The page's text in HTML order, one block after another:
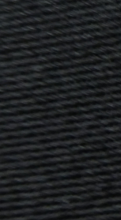
袋帯
男性用着物
江戸小紋
コート（道行、雨コート）
色無地